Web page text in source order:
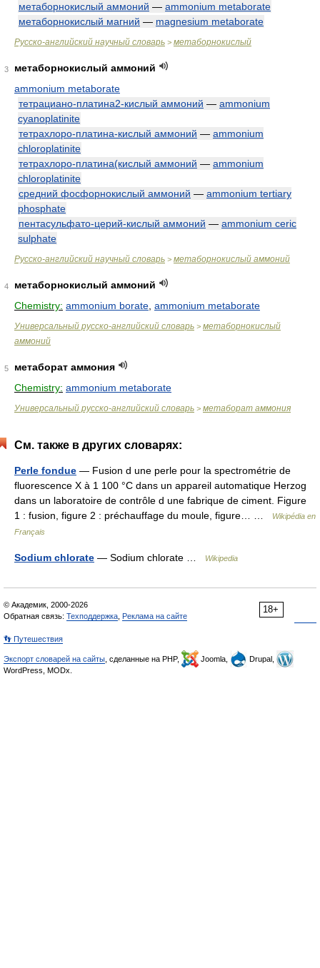
метаборнокислый аммоний — ammonium metaborate
метаборнокислый магний — magnesium metaborate
Русско-английский научный словарь > метаборнокислый
3
метаборнокислый аммоний
ammonium metaborate
тетрациано-платина2-кислый аммоний — ammonium
cyanoplatinite
тетрахлоро-платина-кислый аммоний — ammonium
chloroplatinite
тетрахлоро-платина(кислый аммоний — ammonium
chloroplatinite
средний фосфорнокислый аммоний — ammonium tertiary
phosphate
пентасульфато-церий-кислый аммоний — ammonium ceric
sulphate
Русско-английский научный словарь > метаборнокислый аммоний
4
метаборнокислый аммоний
Chemistry: ammonium borate ammonium metaborate
Универсальный русско-английский словарь > метаборнокислый
аммоний
5
метаборат аммония
Chemistry: ammonium metaborate
Универсальный русско-английский словарь > метаборат аммония
См. также в других словарях:
Perle fondue — Fusion d une perle pour la spectrométrie de
fluorescence X à 1 100 °C dans un appareil automatique Herzog
dans un laboratoire de contrôle d une fabrique de ciment. Figure
1 : fusion, figure 2 : préchauffage du moule, figure… …
Wikipédia en
Français
Sodium chlorate — Sodium chlorate … Wikipedia
18+
© Академик, 2000-2026
Обратная связь: Техподдержка Реклама на сайте
👣 Путешествия
Экспорт словарей на сайты , сделанные на PHP, Joomla,
Drupal,
WordPress, MODx.